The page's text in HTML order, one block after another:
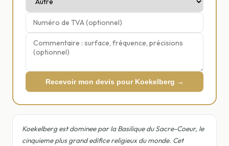
Recevoir mon devis pour Koekelberg →
Koekelberg est dominee par la Basilique du Sacre-Coeur, le
cinquieme plus grand edifice religieux du monde. Cet